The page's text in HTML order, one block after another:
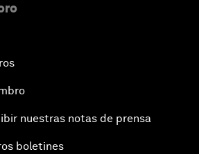
nuestras notas de prensa
boletines